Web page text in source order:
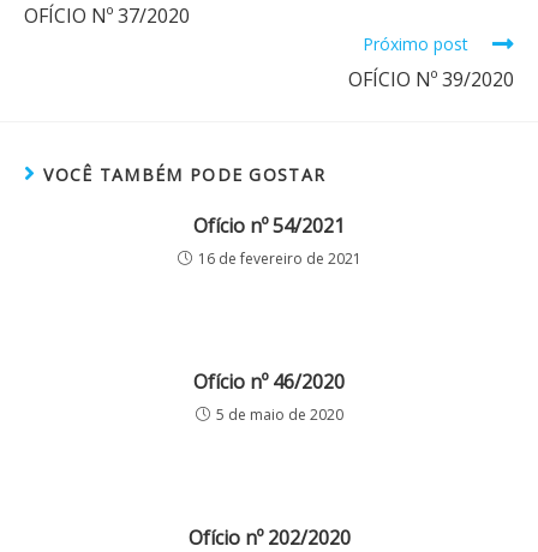
OFÍCIO Nº 37/2020
Próximo post
OFÍCIO Nº 39/2020
VOCÊ TAMBÉM PODE GOSTAR
Ofício nº 54/2021
16 de fevereiro de 2021
Ofício nº 46/2020
5 de maio de 2020
Ofício nº 202/2020